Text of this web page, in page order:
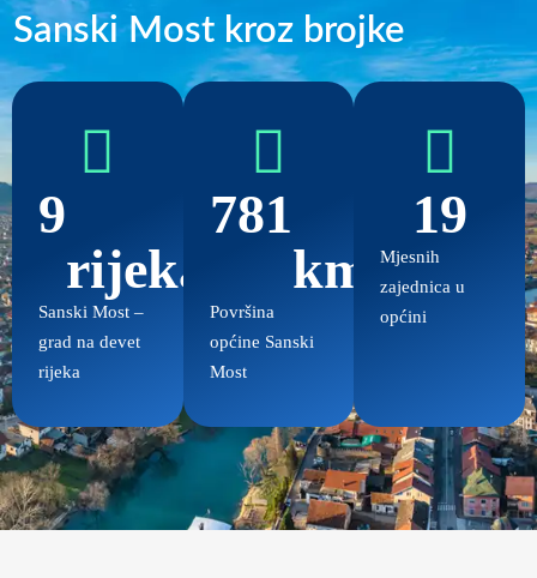
Sanski Most kroz brojke
Sanski Most –
grad na devet
rijeka
9
rijeka
Površina
općine Sanski
Most
781
km²Mjesnih
zajednica u
općini
19